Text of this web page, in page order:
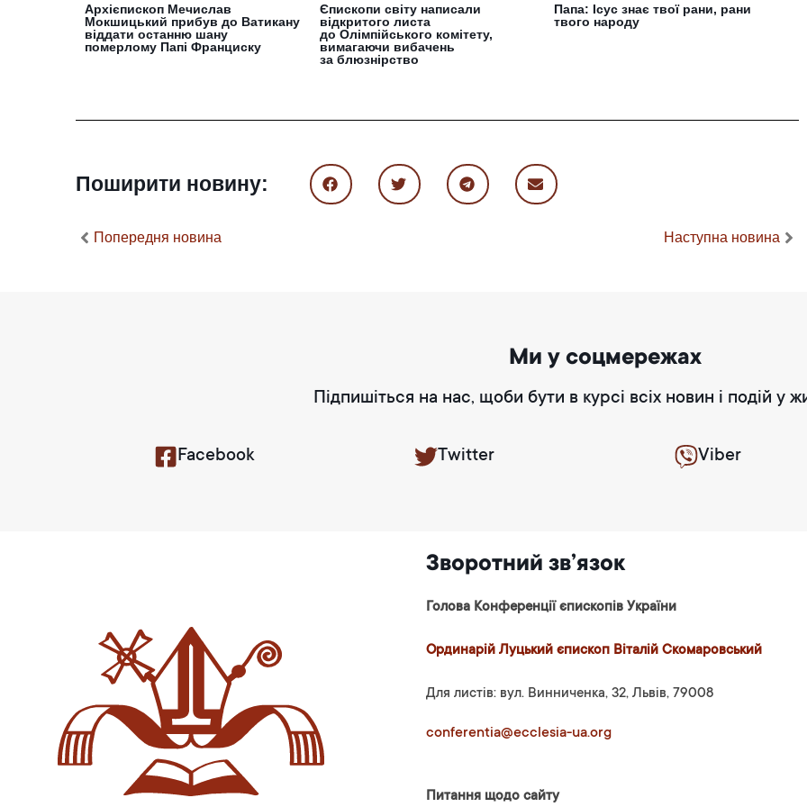
Архієпископ Мечислав
Мокшицький прибув до Ватикану
віддати останню шану
померлому Папі Франциску
Єпископи світу написали
відкритого листа
до Олімпійського комітету,
вимагаючи вибачень
за блюзнірство
Папа: Ісус знає твої рани, рани
твого народу
Поширити новину:
Попередня новина Наступна новина
Ми у соцмережах
Підпишіться на нас, щоби бути в курсі всіх новин і подій у
Facebook Twitter Viber
Зворотний зв’язок
Голова Конференції єпископів України
Ординарій Луцький єпископ Віталій Скомаровський
Для листів: вул. Винниченка, 32, Львів, 79008
conferentia@ecclesia-ua.org
Питання щодо сайту